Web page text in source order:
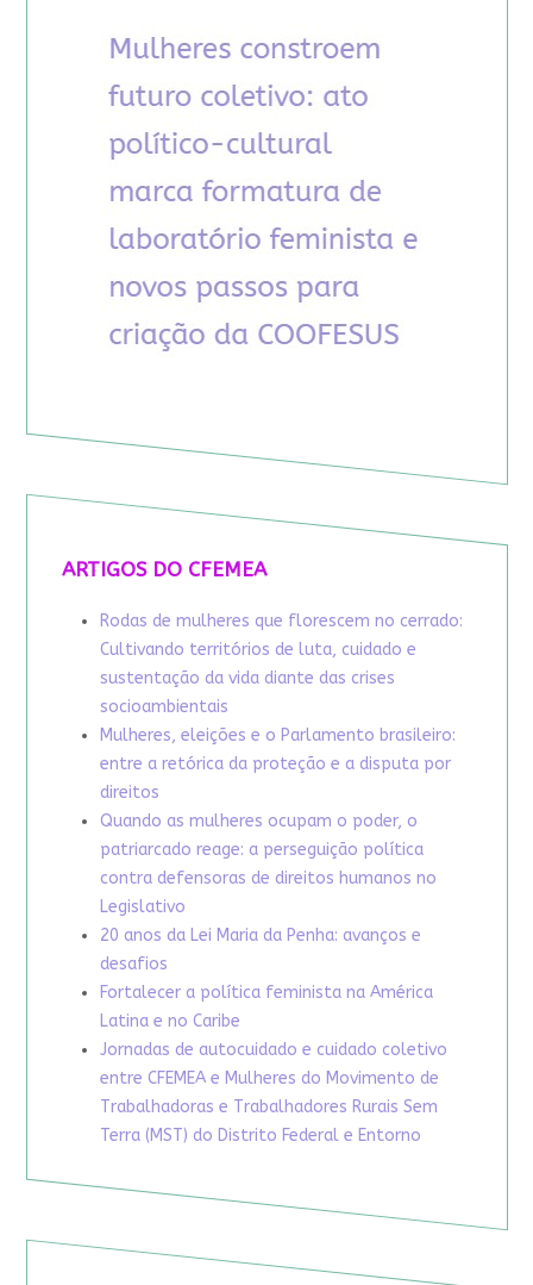
ARTIGOS DO CFEMEA
Rodas de mulheres que florescem no cerrado:
Cultivando territórios de luta, cuidado e
sustentação da vida diante das crises
socioambientais
Mulheres, eleições e o Parlamento brasileiro:
entre a retórica da proteção e a disputa por
direitos
Quando as mulheres ocupam o poder, o
patriarcado reage: a perseguição política
contra defensoras de direitos humanos no
Legislativo
20 anos da Lei Maria da Penha: avanços e
desafios
Fortalecer a política feminista na América
Latina e no Caribe
Jornadas de autocuidado e cuidado coletivo
entre CFEMEA e Mulheres do Movimento de
Trabalhadoras e Trabalhadores Rurais Sem
Terra (MST) do Distrito Federal e Entorno